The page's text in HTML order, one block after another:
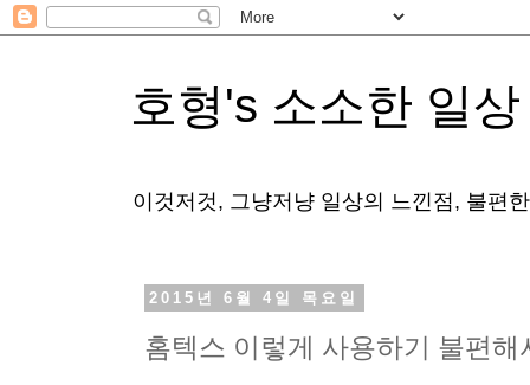
호형's 소소한 일상
이것저것, 그냥저냥 일상의 느낀점, 불편
2015년 6월 4일 목요일
홈텍스 이렇게 사용하기 불편해